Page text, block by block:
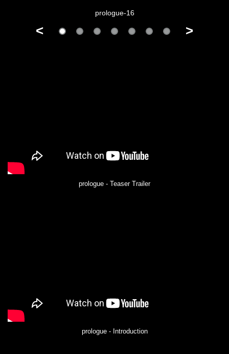
prologue-16
< >
prologue - Teaser Trailer
prologue - Introduction